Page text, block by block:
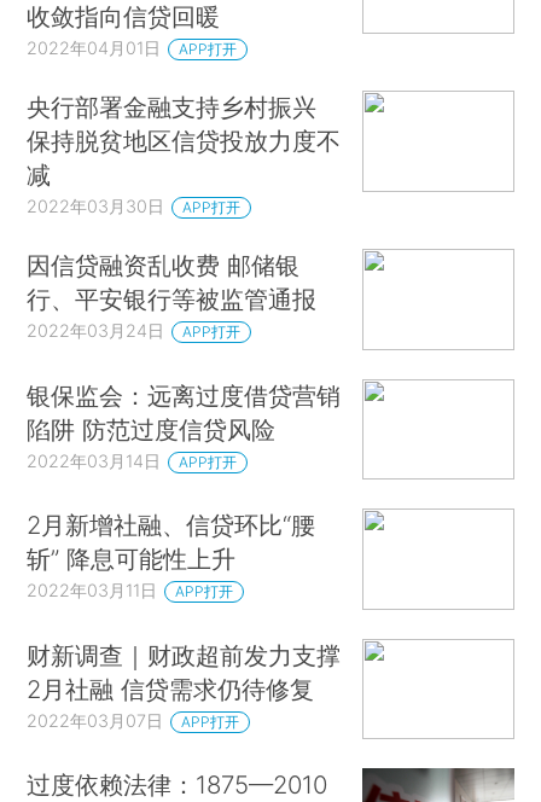
收敛指向信贷回暖
2022年04月01日 APP打开
央行部署金融支持乡村振兴
保持脱贫地区信贷投放力度不
减
2022年03月30日 APP打开
因信贷融资乱收费 邮储银
行、平安银行等被监管通报
2022年03月24日 APP打开
银保监会：远离过度借贷营销
陷阱 防范过度信贷风险
2022年03月14日 APP打开
2月新增社融、信贷环比“腰
斩” 降息可能性上升
2022年03月11日 APP打开
财新调查｜财政超前发力支撑
2月社融 信贷需求仍待修复
2022年03月07日 APP打开
过度依赖法律：1875—2010